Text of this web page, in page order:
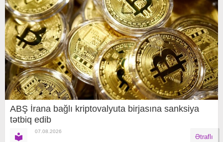
ABŞ İrana bağlı kriptovalyuta birjasına sanksiya
tətbiq edib
07.08.2026
Ətraflı